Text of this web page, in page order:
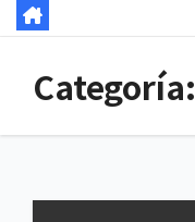
Categoría: